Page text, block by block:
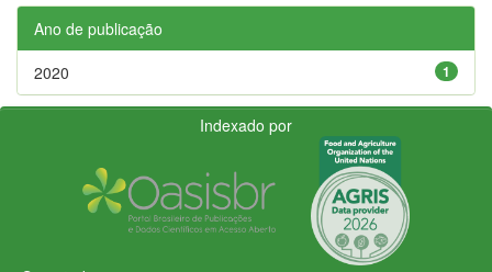
Ano de publicação
1
2020
Indexado por